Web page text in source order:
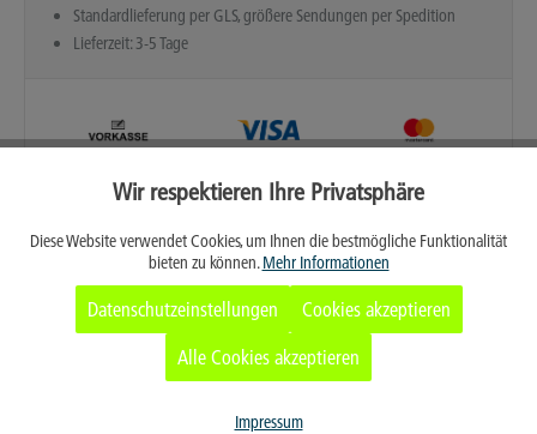
Standardlieferung per GLS, größere Sendungen per Spedition
Lieferzeit: 3-5 Tage
Merken
Aktiv
Tracking Aktiv
Wir respektieren Ihre Privatsphäre
Diese Website verwendet Cookies, um Ihnen die bestmögliche Funktionalität
bieten zu können.Mehr Informationen
Datenschutzeinstellungen
Cookies akzeptieren
Alle Cookies akzeptieren
Impressum